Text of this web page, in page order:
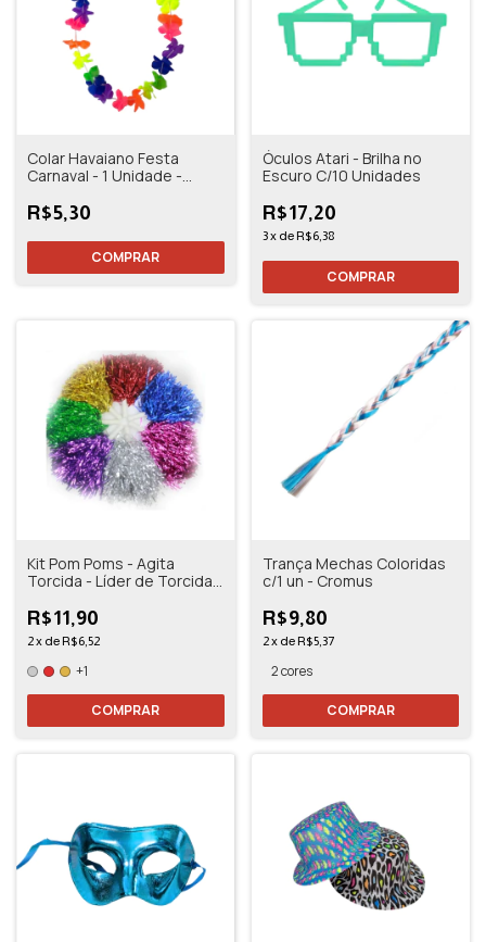
Colar Havaiano Festa
Carnaval - 1 Unidade -
R$5,30
Óculos Atari - Brilha no
Escuro C/10 Unidades
R$17,20
3x de R$6,38
Kit Pom Poms - Agita
Torcida - Líder de Torcida -
R$11,90
2x de R$6,52
+1
COMPRAR
Trança Mechas Coloridas
c/1 un - Cromus
R$9,80
2x de R$5,37
2 cores
COMPRAR